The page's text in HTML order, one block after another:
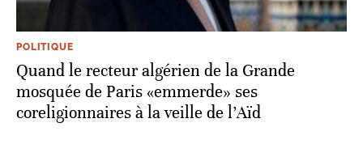
POLITIQUE
Quand le recteur algérien de la Grande
mosquée de Paris «emmerde» ses
coreligionnaires à la veille de l’Aïd